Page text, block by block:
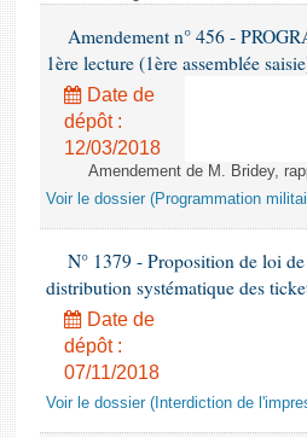
Amendement n° 456 -
1ère lecture (1ère assemblée
Date de
dépôt :
12/03/2018
Amendement de M. Bridey,
Voir le dossier (Programmation
N° 1379 - Proposition de loi
distribution systématique des
Date de
dépôt :
07/11/2018
Voir le dossier (Interdiction de